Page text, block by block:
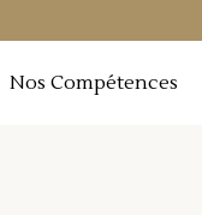
Nos Compétences